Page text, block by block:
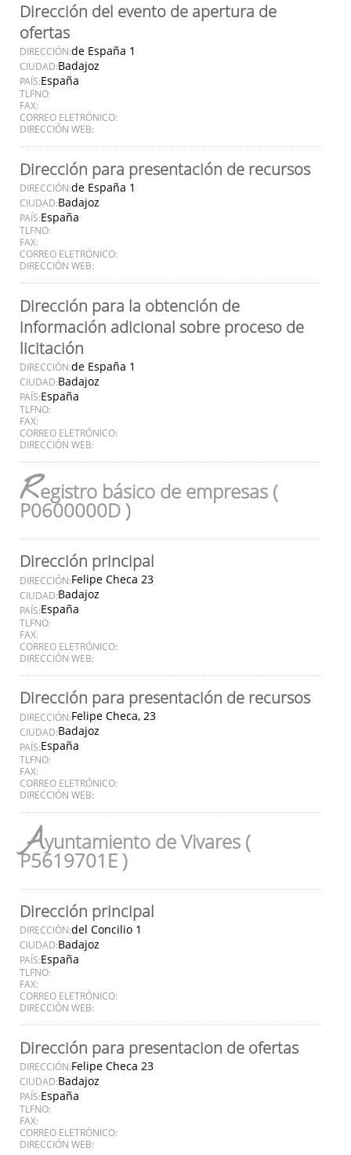
Dirección del evento de apertura de
ofertas
DIRECCIÓN:de España 1
CIUDAD:Badajoz
PAÍS:España
TLFNO:
FAX:
CORREO ELETRÓNICO:
DIRECCIÓN WEB:
Dirección para presentación de recursos
DIRECCIÓN:de España 1
CIUDAD:Badajoz
PAÍS:España
TLFNO:
FAX:
CORREO ELETRÓNICO:
DIRECCIÓN WEB:
Dirección para la obtención de
información adicional sobre proceso de
licitación
DIRECCIÓN:de España 1
CIUDAD:Badajoz
PAÍS:España
TLFNO:
FAX:
CORREO ELETRÓNICO:
DIRECCIÓN WEB:
Registro básico de empresas (
P0600000D )
Dirección principal
DIRECCIÓN:Felipe Checa 23
CIUDAD:Badajoz
PAÍS:España
TLFNO:
FAX:
CORREO ELETRÓNICO:
DIRECCIÓN WEB:
Dirección para presentación de recursos
DIRECCIÓN:Felipe Checa, 23
CIUDAD:Badajoz
PAÍS:España
TLFNO:
FAX:
CORREO ELETRÓNICO:
DIRECCIÓN WEB:
Ayuntamiento de Vivares (
P5619701E )
Dirección principal
DIRECCIÓN:del Concilio 1
CIUDAD:Badajoz
PAÍS:España
TLFNO:
FAX:
CORREO ELETRÓNICO:
DIRECCIÓN WEB:
Dirección para presentacion de ofertas
DIRECCIÓN:Felipe Checa 23
CIUDAD:Badajoz
PAÍS:España
TLFNO:
FAX:
CORREO ELETRÓNICO:
DIRECCIÓN WEB: